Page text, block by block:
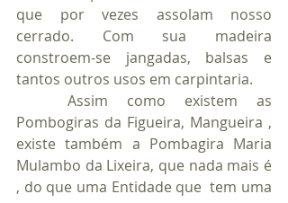
que por vezes assolam nosso
cerrado. Com sua madeira
constroem-se jangadas, balsas e
tantos outros usos em carpintaria.
Pombogiras da Figueira, Mangueira ,
existe também a Pombagira Maria
Mulambo da Lixeira, que nada mais é
, do que uma Entidade que  tem uma